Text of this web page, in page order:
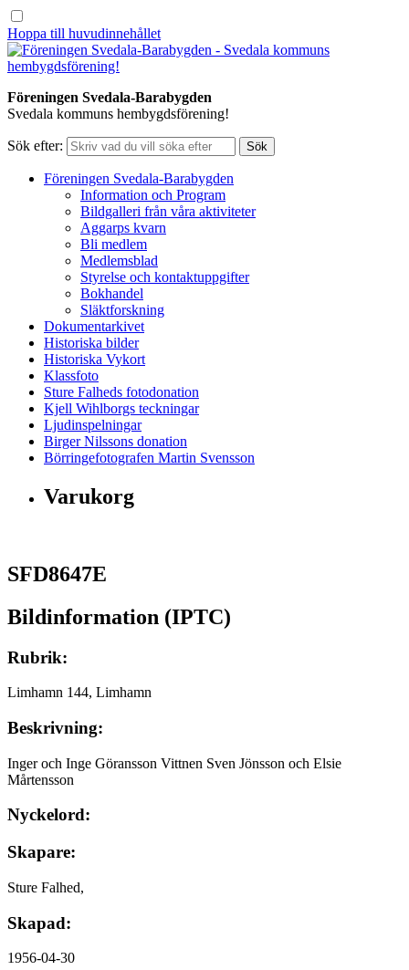
Hoppa till huvudinnehållet
Föreningen Svedala-Barabygden
Svedala kommuns hembygdsförening!
Sök efter:
Föreningen Svedala-Barabygden
Information och Program
Bildgalleri från våra aktiviteter
Aggarps kvarn
Bli medlem
Medlemsblad
Styrelse och kontaktuppgifter
Bokhandel
Släktforskning
Dokumentarkivet
Historiska bilder
Historiska Vykort
Klassfoto
Sture Falheds fotodonation
Kjell Wihlborgs teckningar
Ljudinspelningar
Birger Nilssons donation
Börringefotografen Martin Svensson
Varukorg
SFD8647E
Bildinformation (IPTC)
Rubrik:
Limhamn 144, Limhamn
Beskrivning:
Inger och Inge Göransson Vittnen Sven Jönsson och Elsie
Mårtensson
Nyckelord:
Skapare:
Sture Falhed,
Skapad:
1956-04-30